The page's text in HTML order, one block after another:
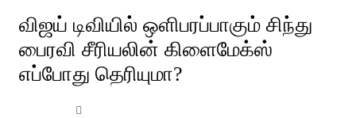
விஜய் டிவியில் ஒளிபரப்பாகும் சிந்து
பைரவி சீரியலின் கிளைமேக்ஸ்
எப்போது தெரியுமா?